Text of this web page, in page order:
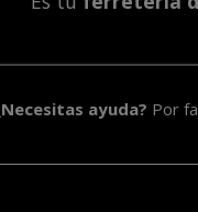
ayuda? Por